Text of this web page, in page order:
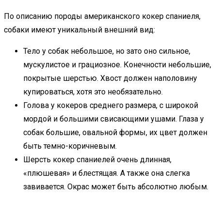
По описанию породы американского кокер спаниеля,
собаки имеют уникальный внешний вид:
Тело у собак небольшое, но зато оно сильное,
мускулистое и грациозное. Конечности небольшие,
покрытые шерстью. Хвост должен наполовину
купироваться, хотя это необязательно.
Голова у кокеров среднего размера, с широкой
мордой и большими свисающими ушами. Глаза у
собак большие, овальной формы, их цвет должен
быть темно-коричневым.
Шерсть кокер спаниелей очень длинная,
«плюшевая» и блестящая. А также она слегка
завивается. Окрас может быть абсолютно любым.